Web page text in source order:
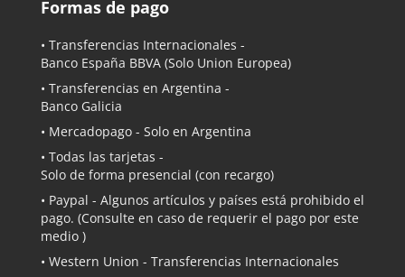
Formas de pago
• Transferencias Internacionales -
Banco España BBVA (Solo Union Europea)
• Transferencias en Argentina -
Banco Galicia
• Mercadopago - Solo en Argentina
• Todas las tarjetas -
Solo de forma presencial (con recargo)
• Paypal - Algunos artículos y países está prohibido el
pago. (Consulte en caso de requerir el pago por este
medio )
• Western Union - Transferencias Internacionales